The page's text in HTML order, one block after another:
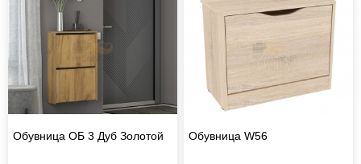
Обувница ОБ 3 Дуб Золотой Обувница W56